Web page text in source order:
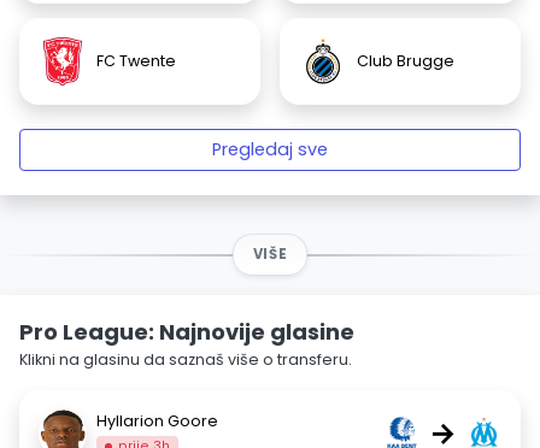
FC Twente Club Brugge
Pregledaj sve
VIŠE
Pro League: Najnovije glasine
Klikni na glasinu da saznaš više o transferu.
Hyllarion Goore →